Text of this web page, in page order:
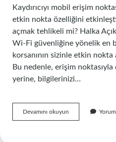
Kaydırıcıyı mobil erişim
etkin nokta özelliğini
açmak tehlikeli mi? Halka
Wi-Fi güvenliğine yönelik en
korsanının sizinle etkin nokta
Bu nedenle, erişim
yerine, bilgilerinizi…
Devamını okuyun
Noktası